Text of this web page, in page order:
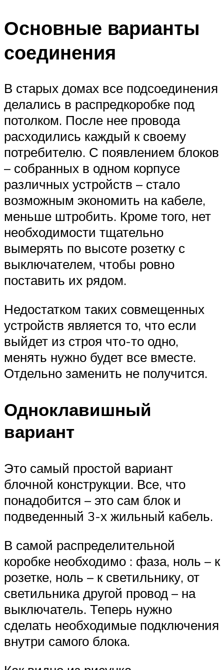
Основные варианты
соединения
В старых домах все подсоединения
делались в распредкоробке под
потолком. После нее провода
расходились каждый к своему
потребителю. С появлением блоков
– собранных в одном корпусе
различных устройств – стало
возможным экономить на кабеле,
меньше штробить. Кроме того, нет
необходимости тщательно
вымерять по высоте розетку с
выключателем, чтобы ровно
поставить их рядом.
Недостатком таких совмещенных
устройств является то, что если
выйдет из строя что-то одно,
менять нужно будет все вместе.
Отдельно заменить не получится.
Одноклавишный
вариант
Это самый простой вариант
блочной конструкции. Все, что
понадобится – это сам блок и
подведенный 3-х жильный кабель.
В самой распределительной
коробке необходимо : фаза, ноль – к
розетке, ноль – к светильнику, от
светильника другой провод – на
выключатель. Теперь нужно
сделать необходимые подключения
внутри самого блока.